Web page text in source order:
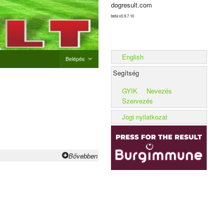
dogresult.com
beta v0.9.7.10
Belépés
Új rendezvény hozzáadása
Bővebben
English
Segítség
GYIK
Nevezés
Szervezés
Jogi nyilatkozat